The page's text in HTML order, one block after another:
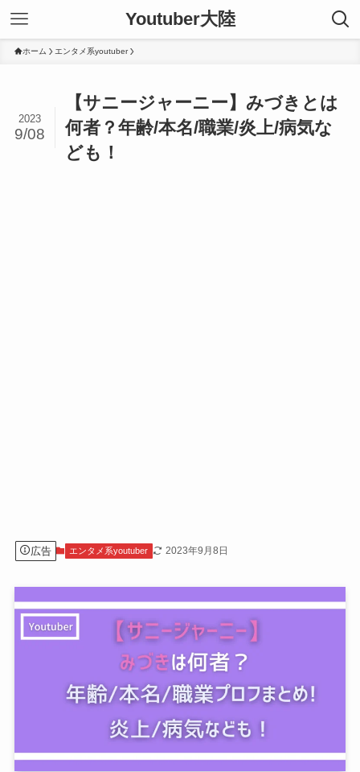
Youtuber大陸
ホーム エンタメ系youtuber
【サニージャーニー】みづきとは
何者？年齢/本名/職業/炎上/病気な
ども！
2023
9/08
広告 エンタメ系youtuber 2023年9月8日